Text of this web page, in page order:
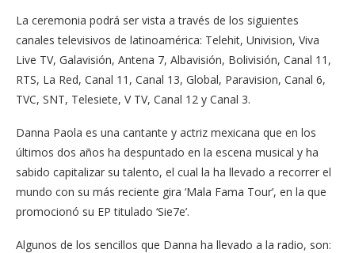
La ceremonia podrá ser vista a través de los siguientes
canales televisivos de latinoamérica: Telehit, Univision, Viva
Live TV, Galavisión, Antena 7, Albavisión, Bolivisión, Canal 11,
RTS, La Red, Canal 11, Canal 13, Global, Paravision, Canal 6,
TVC, SNT, Telesiete, V TV, Canal 12 y Canal 3.
Danna Paola es una cantante y actriz mexicana que en los
últimos dos años ha despuntado en la escena musical y ha
sabido capitalizar su talento, el cual la ha llevado a recorrer el
mundo con su más reciente gira ‘Mala Fama Tour’, en la que
promocionó su EP titulado ‘Sie7e’.
Algunos de los sencillos que Danna ha llevado a la radio, son: